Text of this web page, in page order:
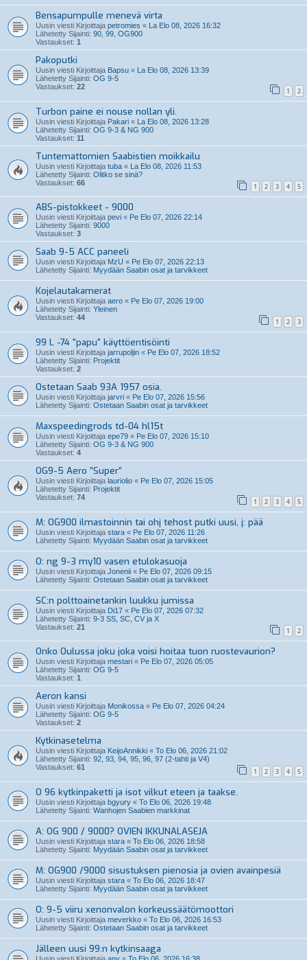
Bensapumpulle menevä virta
Uusin viesti Kirjoittaja petromies « La Elo 08, 2026 16:32
Lähetetty Sijainti: 90, 99, OG900
Vastaukset: 1
Pakoputki
Uusin viesti Kirjoittaja Bapsu « La Elo 08, 2026 13:39
Lähetetty Sijainti: OG 9-5
Vastaukset: 22 1 2
Turbon paine ei nouse nollan yli.
Uusin viesti Kirjoittaja Pakari « La Elo 08, 2026 13:28
Lähetetty Sijainti: OG 9-3 & NG 900
Vastaukset: 11
Tuntemattomien Saabistien moikkailu
Uusin viesti Kirjoittaja tuba « La Elo 08, 2026 11:53
Lähetetty Sijainti: Olitko se sinä?
Vastaukset: 66 1 2 3 4 5
ABS-pistokkeet - 9000
Uusin viesti Kirjoittaja pevi « Pe Elo 07, 2026 22:14
Lähetetty Sijainti: 9000
Vastaukset: 3
Saab 9-5 ACC paneeli
Uusin viesti Kirjoittaja MzU « Pe Elo 07, 2026 22:13
Lähetetty Sijainti: Myydään Saabin osat ja tarvikkeet
Kojelautakamerat
Uusin viesti Kirjoittaja aero « Pe Elo 07, 2026 19:00
Lähetetty Sijainti: Yleinen
Vastaukset: 44 1 2 3
99 L -74 "papu" käyttöentisöinti
Uusin viesti Kirjoittaja jarrupoljin « Pe Elo 07, 2026 18:52
Lähetetty Sijainti: Projektit
Vastaukset: 2
Ostetaan Saab 93A 1957 osia.
Uusin viesti Kirjoittaja jarvri « Pe Elo 07, 2026 15:56
Lähetetty Sijainti: Ostetaan Saabin osat ja tarvikkeet
Maxspeedingrods td-04 hl15t
Uusin viesti Kirjoittaja epe79 « Pe Elo 07, 2026 15:10
Lähetetty Sijainti: OG 9-3 & NG 900
Vastaukset: 4
OG9-5 Aero ”Super”
Uusin viesti Kirjoittaja lauriolio « Pe Elo 07, 2026 15:05
Lähetetty Sijainti: Projektit
Vastaukset: 74 1 2 3 4 5
M: OG900 ilmastoinnin tai ohj tehost putki uusi, j: pää
Uusin viesti Kirjoittaja stara « Pe Elo 07, 2026 11:26
Lähetetty Sijainti: Myydään Saabin osat ja tarvikkeet
O: ng 9-3 my10 vasen etulokasuoja
Uusin viesti Kirjoittaja Jonenii « Pe Elo 07, 2026 09:15
Lähetetty Sijainti: Ostetaan Saabin osat ja tarvikkeet
SC:n polttoainetankin luukku jumissa
Uusin viesti Kirjoittaja Di17 « Pe Elo 07, 2026 07:32
Lähetetty Sijainti: 9-3 SS, SC, CV ja X
Vastaukset: 21 1 2
Onko Oulussa joku joka voisi hoitaa tuon ruostevaurion?
Uusin viesti Kirjoittaja mestari « Pe Elo 07, 2026 05:05
Lähetetty Sijainti: OG 9-5
Vastaukset: 1
Aeron kansi
Uusin viesti Kirjoittaja Monikossa « Pe Elo 07, 2026 04:24
Lähetetty Sijainti: OG 9-5
Vastaukset: 2
Kytkinasetelma
Uusin viesti Kirjoittaja KeijoAnnikki « To Elo 06, 2026 21:02
Lähetetty Sijainti: 92, 93, 94, 95, 96, 97 (2-tahti ja V4)
Vastaukset: 61 1 2 3 4 5
O 96 kytkinpaketti ja isot vilkut eteen ja taakse.
Uusin viesti Kirjoittaja bgyury « To Elo 06, 2026 19:48
Lähetetty Sijainti: Wanhojen Saabien markkinat
A: OG 900 / 9000? OVIEN IKKUNALASEJA
Uusin viesti Kirjoittaja stara « To Elo 06, 2026 18:58
Lähetetty Sijainti: Myydään Saabin osat ja tarvikkeet
M: OG900 /9000 sisustuksen pienosia ja ovien avainpesiä
Uusin viesti Kirjoittaja stara « To Elo 06, 2026 18:47
Lähetetty Sijainti: Myydään Saabin osat ja tarvikkeet
O: 9-5 viiru xenonvalon korkeussäätömoottori
Uusin viesti Kirjoittaja meverkko « To Elo 06, 2026 16:53
Lähetetty Sijainti: Ostetaan Saabin osat ja tarvikkeet
Jälleen uusi 99:n kytkinsaaga